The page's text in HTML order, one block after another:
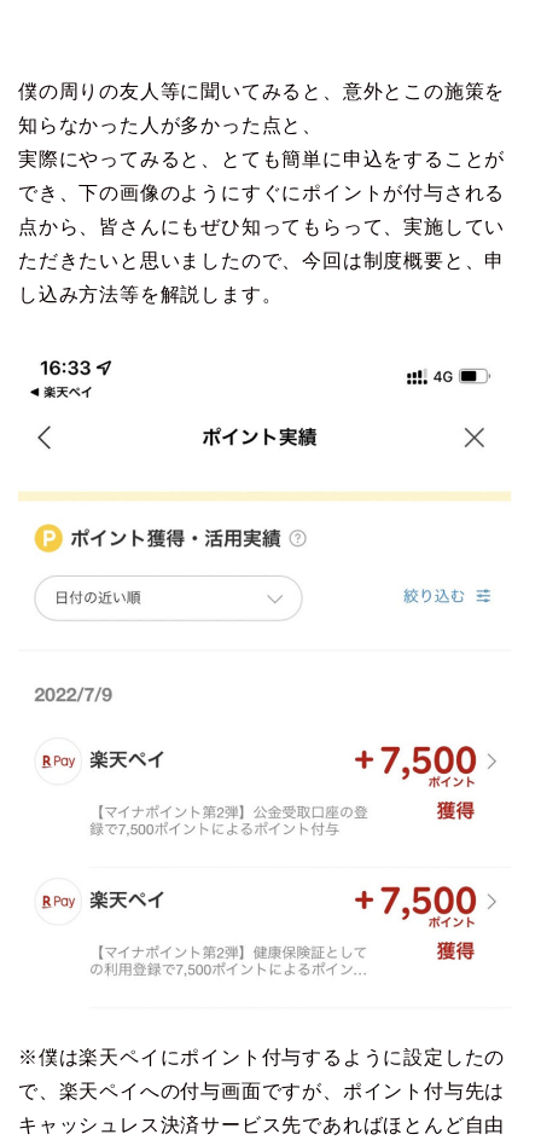
僕の周りの友人等に聞いてみると、意外とこの施策を
知らなかった人が多かった点と、
実際にやってみると、とても簡単に申込をすることが
でき、下の画像のようにすぐにポイントが付与される
点から、皆さんにもぜひ知ってもらって、実施してい
ただきたいと思いましたので、今回は制度概要と、申
し込み方法等を解説します。
※僕は楽天ペイにポイント付与するように設定したの
で、楽天ペイへの付与画面ですが、ポイント付与先は
キャッシュレス決済サービス先であればほとんど自由